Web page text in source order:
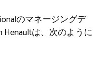
のマネージングデ
Henaultは、次のように